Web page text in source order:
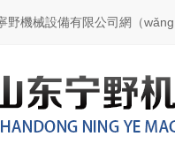
野機械設備有限公司網（